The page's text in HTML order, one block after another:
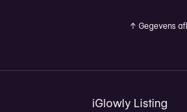
↑ Gegevens
iGlowly Listing